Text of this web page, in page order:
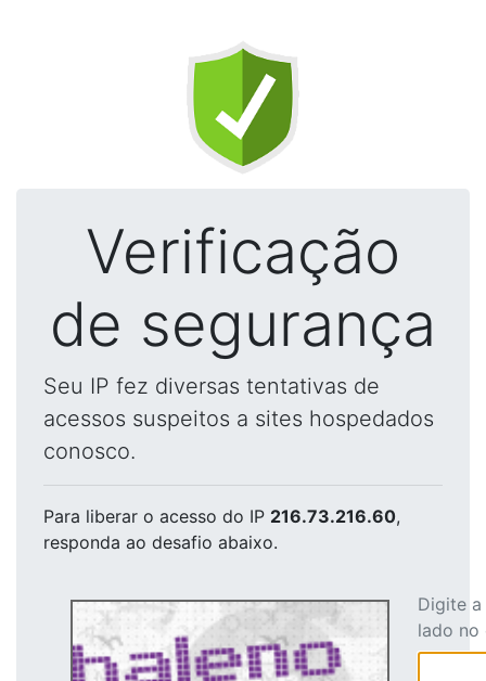
Verificação
de segurança
Seu IP fez diversas tentativas de
acessos suspeitos a sites hospedados
conosco.
Para liberar o acesso do IP 216.73.216.60,
responda ao desafio abaixo.
Digite
lado no